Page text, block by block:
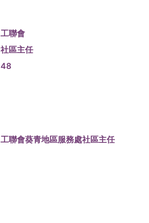
工聯會
社區主任
48
工聯會葵青地區服務處社區主任